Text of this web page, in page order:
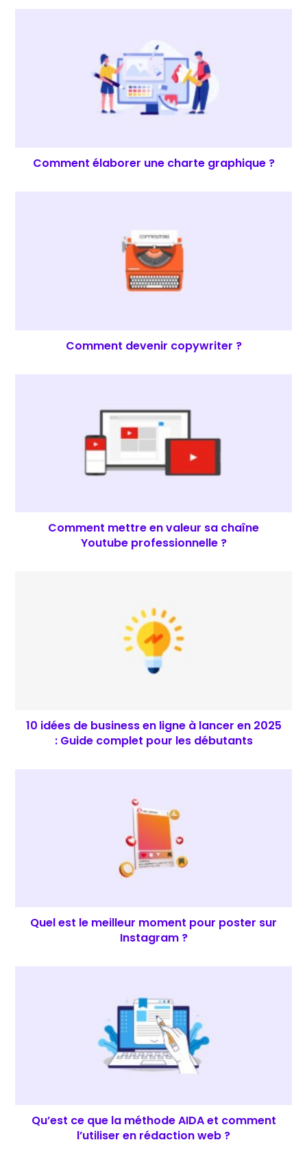
Comment élaborer une charte graphique ?
Comment devenir copywriter ?
Comment mettre en valeur sa chaîne
Youtube professionnelle ?
10 idées de business en ligne à lancer en 2025
: Guide complet pour les débutants
Quel est le meilleur moment pour poster sur
Instagram ?
Qu’est ce que la méthode AIDA et comment
l’utiliser en rédaction web ?